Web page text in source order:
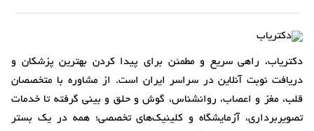
دکتریاب، راهی سریع و مطمئن برای پیدا کردن بهترین پزشکان و
دریافت نوبت آنلاین در سراسر ایران است. از مشاوره با متخصصان
قلب، مغز و اعصاب، روانشناس، گوش و حلق و بینی گرفته تا خدمات
تصویربرداری، آزمایشگاه و کلینیک‌های تخصصی؛ همه در یک بستر